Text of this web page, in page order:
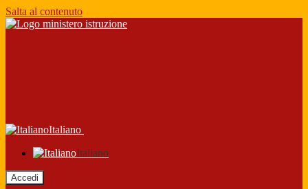
Salta al contenuto
Italiano
Italiano
Accedi